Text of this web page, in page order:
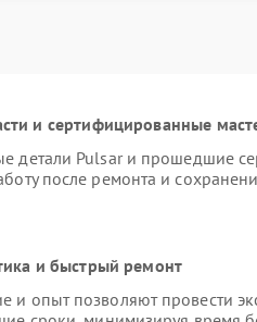
и сертифицированные
детали Pulsar и прошедшие
после ремонта и
и быстрый ремонт
и опыт позволяют провести